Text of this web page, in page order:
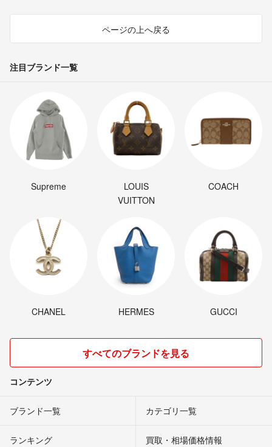
ページの上へ戻る
注目ブランド一覧
Supreme
LOUIS
VUITTON
COACH
CHANEL HERMES GUCCI
すべてのブランドを見る
コンテンツ
ブランド一覧 カテゴリ一覧
ランキング 買取・相場価格情報